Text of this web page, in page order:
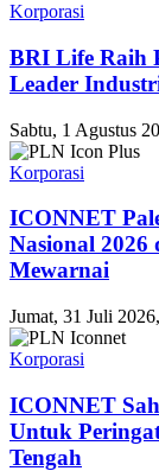
Korporasi
BRI Life Raih
Leader
Sabtu, 1 Agustus
Korporasi
ICONNET
Nasional
Mewarnai
Jumat, 31 Juli
Korporasi
ICONNET
Untuk
Tengah